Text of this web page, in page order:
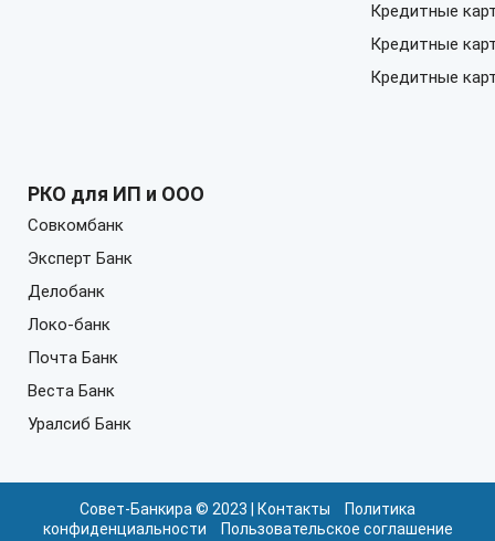
Кредитные
Кредитные
Кредитные
РКО для ИП и ООО
Совкомбанк
Эксперт Банк
Делобанк
Локо-банк
Почта Банк
Веста Банк
Уралсиб Банк
Совет-Банкира © 2023 | Контакты
Политика
конфиденциальности
Пользовательское соглашение